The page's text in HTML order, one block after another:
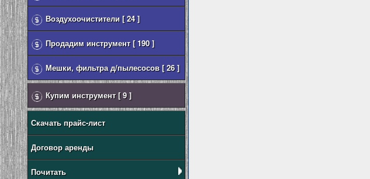
Воздухоочистители [ 24 ]
Продадим инструмент [ 190 ]
Мешки, фильтра д/пылесосов [ 26 ]
Купим инструмент [ 9 ]
Скачать прайс-лист
Договор аренды
Почитать